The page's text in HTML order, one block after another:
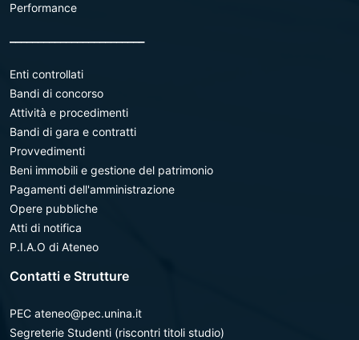
Performance
Enti controllati
Bandi di concorso
Attività e procedimenti
Bandi di gara e contratti
Provvedimenti
Beni immobili e gestione del patrimonio
Pagamenti dell'amministrazione
Opere pubbliche
Atti di notifica
P.I.A.O di Ateneo
Contatti e Strutture
PEC ateneo@pec.unina.it
Segreterie Studenti (riscontri titoli studio)